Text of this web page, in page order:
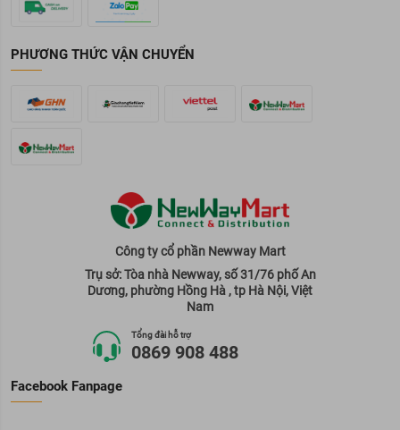
Không cần rửa lại mặt. Sử dụng mặt nạ 2-3 lần/tuần.
các bác sĩ có tay nghề hàng đầu tại Hàn Quốc. Là bệnh viện ứng
dụng công nghệ hiện đại tại Châu Á để nghiên cứu ra những loại
nhằm mang lại vẻ đẹp hoàn thiện cho phụ nữ. Chương trình làm
đẹp uy tín tại Hàn Quốc có tên "Get It Beauty" đã đẩy cơn sốt mặt
sử dụng mặt nạ này.
Sàn thương mại điện tử Newway Mart
trong những sàn bán hàng uy tín, chất lượng được chị em làm đẹp
Thông số sản phẩm
Xuất xứ thương hiệu:
Hàn Quốc
Sản xuất tại:Hàn Quốc.
PHƯƠNG THỨC VẬN CHUYỂN
Công ty cổ phần Newway Mart
Trụ sở: Tòa nhà Newway, số 31/76 phố An
Dương, phường Hồng Hà , tp Hà Nội, Việt
Nam
Tổng đài hỗ trợ
0869 908 488
Facebook Fanpage